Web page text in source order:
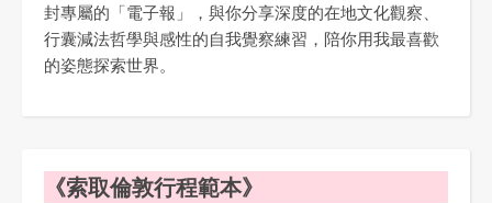
封專屬的「電子報」，與你分享深度的在地文化觀察、
行囊減法哲學與感性的自我覺察練習，陪你用我最喜歡
的姿態探索世界。
《索取倫敦行程範本》